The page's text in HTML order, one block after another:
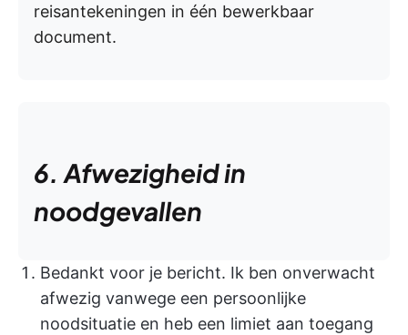
reisantekeningen in één bewerkbaar
document.
6. Afwezigheid in
noodgevallen
Bedankt voor je bericht. Ik ben onverwacht
afwezig vanwege een persoonlijke
noodsituatie en heb een limiet aan toegang